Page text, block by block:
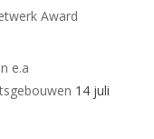
Award
e.a
14 juli